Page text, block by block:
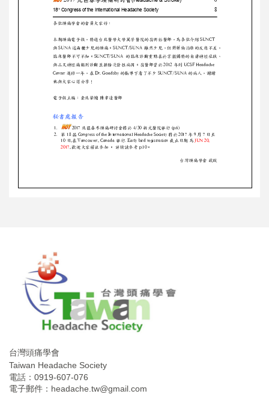
台灣頭痛學會
Taiwan Headache Society
電話：0919-607-076
電子郵件： headache.tw@gmail.com